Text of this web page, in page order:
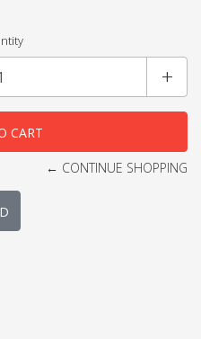
+
← CONTINUE SHOPPING